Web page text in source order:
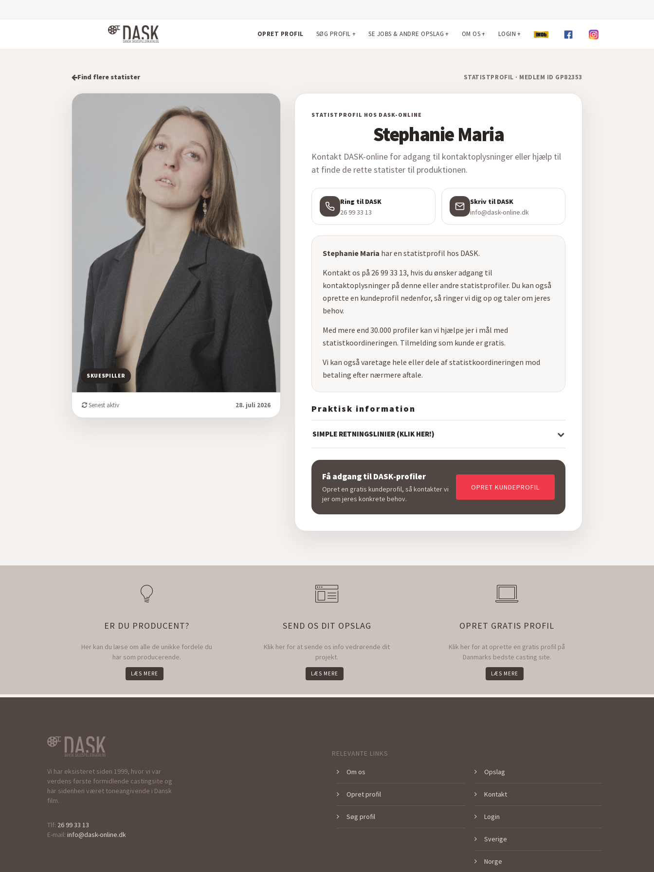
OPRET PROFIL SØG PROFIL + SE JOBS & ANDRE OPSLAG + OM OS+ LOGIN +
Find flere statister STATISTPROFIL · MEDLEM ID GP82353
SKUESPILLER
Senest aktiv 28. juli 2026
STATISTPROFIL HOS DASK-ONLINE
Stephanie Maria
Kontakt DASK-online for adgang til kontaktoplysninger eller hjælp til
at finde de rette statister til produktionen.
Ring til DASK
26 99 33 13
Skriv til DASK
info@dask-online.dk
Stephanie Maria har en statistprofil hos DASK.
Kontakt os på 26 99 33 13, hvis du ønsker adgang til
kontaktoplysninger på denne eller andre statistprofiler. Du kan også
oprette en kundeprofil nedenfor, så ringer vi dig op og taler om jeres
behov.
Med mere end 30.000 profiler kan vi hjælpe jer i mål med
statistkoordineringen. Tilmelding som kunde er gratis.
Vi kan også varetage hele eller dele af statistkoordineringen mod
betaling efter nærmere aftale.
Praktisk information
SIMPLE RETNINGSLINIER (KLIK HER!)
Få adgang til DASK-profiler
Opret en gratis kundeprofil, så kontakter vi
jer om jeres konkrete behov.
OPRET KUNDEPROFIL
ER DU PRODUCENT?
Her kan du læse om alle de unikke fordele du
har som producerende.
LÆS MERE
SEND OS DIT OPSLAG
Klik her for at sende os info vedrørende dit
projekt.
LÆS MERE
OPRET GRATIS PROFIL
Klik her for at oprette en gratis profil på
Danmarks bedste casting site.
LÆS MERE
Vi har eksisteret siden 1999, hvor vi var
verdens første formidlende castingsite og
har sidenhen været toneangivende i Dansk
film.
Tlf: 26 99 33 13
E-mail: info@dask-online.dk
RELEVANTE LINKS
Om os
Opret profil
Søg profil
Opslag
Kontakt
Login
Sverige
Norge